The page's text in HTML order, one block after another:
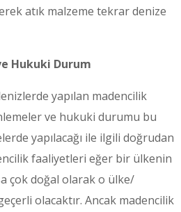
atık malzeme tekrar denize
Hukuki Durum
yapılan madencilik
ve hukuki durumu bu
yapılacağı ile ilgili doğrudan
faaliyetleri eğer bir ülkenin
çok doğal olarak o ülke/
olacaktır. Ancak madencilik